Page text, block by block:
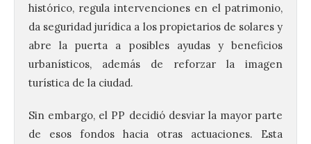
histórico, regula intervenciones en el patrimonio,
da seguridad jurídica a los propietarios de solares y
abre la puerta a posibles ayudas y beneficios
urbanísticos, además de reforzar la imagen
turística de la ciudad.
Sin embargo, el PP decidió desviar la mayor parte
de esos fondos hacia otras actuaciones. Esta